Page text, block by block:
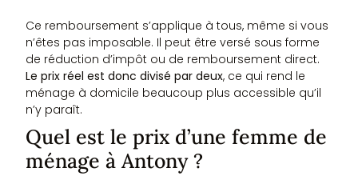
Ce remboursement s’applique à tous, même si vous
n’êtes pas imposable. Il peut être versé sous forme
de réduction d’impôt ou de remboursement direct.
Le prix réel est donc divisé par deux, ce qui rend le
ménage à domicile beaucoup plus accessible qu’il
n’y paraît.
Quel est le prix d’une femme de
ménage à Antony ?